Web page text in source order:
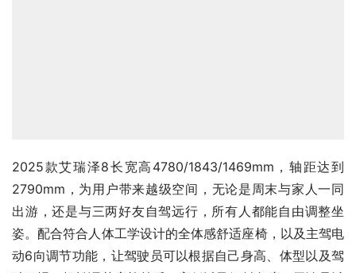
2025款艾瑞泽8长宽高4780/1843/1469mm，轴距达到
2790mm，为用户带来越级空间，无论是周末与家人一同
出游，还是与三两好友自驾远行，所有人都能自由调整坐
姿。配合符合人体工学设计的全体感舒适座椅，以及主驾电
动6向调节功能，让驾驶员可以根据自己身高、体型以及驾